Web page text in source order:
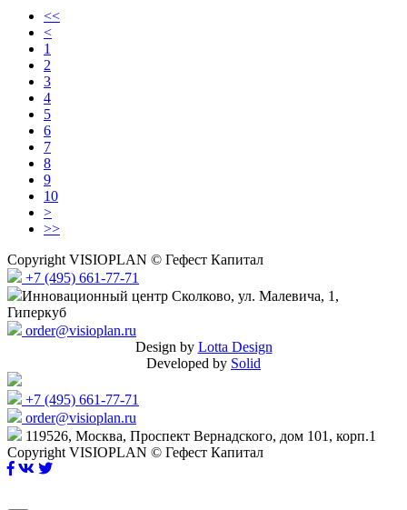
<<
<
1
2
3
4
5
6
7
8
9
10
>
>>
Copyright VISIOPLAN © Гефест Капитал
+7 (495) 661-77-71
Инновационный центр Сколково, ул. Малевича, 1,
Гиперкуб
order@visioplan.ru
Design by Lotta Design
Developed by Solid
+7 (495) 661-77-71
order@visioplan.ru
119526, Москва, Проспект Вернадского, дом 101, корп.1
Copyright VISIOPLAN © Гефест Капитал